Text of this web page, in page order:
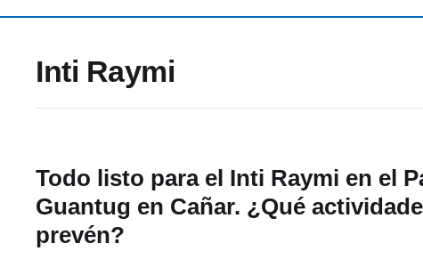
Inti Raymi
Todo listo para el Inti Raymi en el
Guantug en Cañar. ¿Qué
prevén?